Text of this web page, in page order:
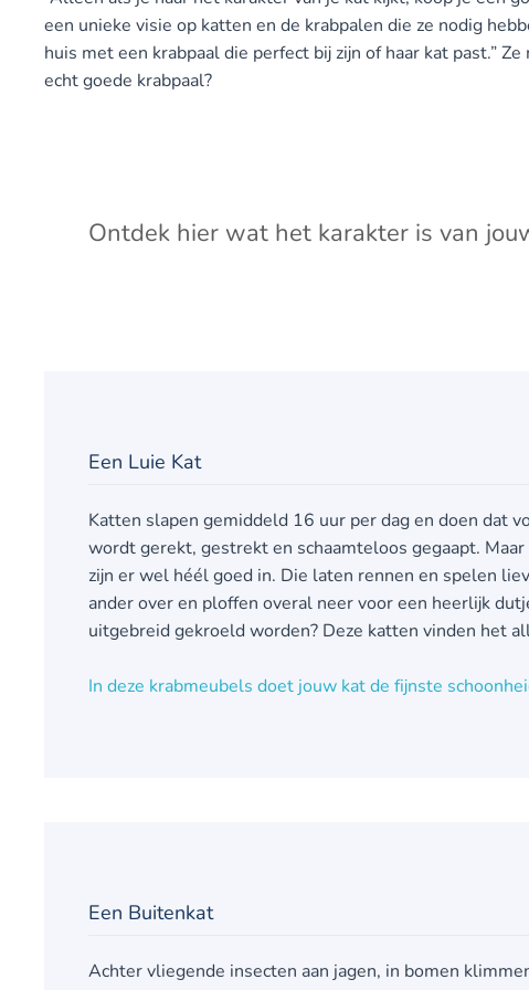
een unieke visie op katten en de krabpalen die ze nodig
huis met een krabpaal die perfect bij zijn of haar kat past.”
echt goede krabpaal?
Ontdek hier wat het karakter is van
Een Luie Kat
Katten slapen gemiddeld 16 uur per dag en doen dat
wordt gerekt, gestrekt en schaamteloos gegaapt.
zijn er wel héél goed in. Die laten rennen en spelen
ander over en ploffen overal neer voor een heerlijk
uitgebreid gekroeld worden? Deze katten vinden het
In deze krabmeubels doet jouw kat de fijnste
Een Buitenkat
Achter vliegende insecten aan jagen, in bomen